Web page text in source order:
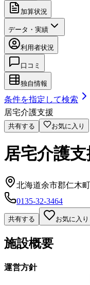
加算状況
データ・実績
利用者状況
口コミ
独自情報
条件を指定して検索
居宅介護支援
共有する お気に入り
居宅介護
北海道余市郡仁木町
0135-32-3464
共有する お気に入り
施設概要
運営方針